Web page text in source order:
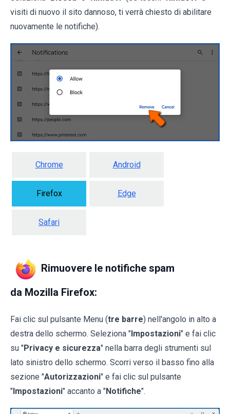
visiti di nuovo il sito dannoso, ti verrà chiesto di abilitare
nuovamente le notifiche).
Chrome Android
Firefox Edge
Safari
Rimuovere le notifiche spam
da Mozilla Firefox:
Fai clic sul pulsante Menu (tre barre) nell'angolo in alto a
destra dello schermo. Seleziona " Impostazioni" e fai clic
su "Privacy e sicurezza" nella barra degli strumenti sul
lato sinistro dello schermo. Scorri verso il basso fino alla
sezione "Autorizzazioni" e fai clic sul pulsante
" Impostazioni" accanto a "Notifiche".